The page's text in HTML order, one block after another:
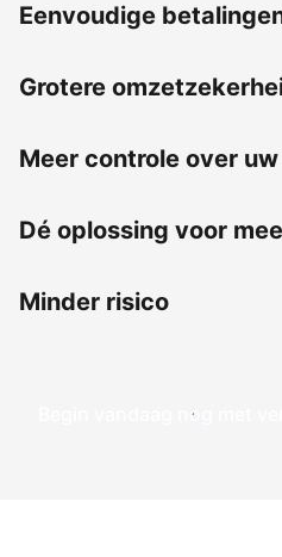
Eenvoudige
Grotere
Meer controle over
Dé oplossing voor
Minder risico
Begin vandaag nog met